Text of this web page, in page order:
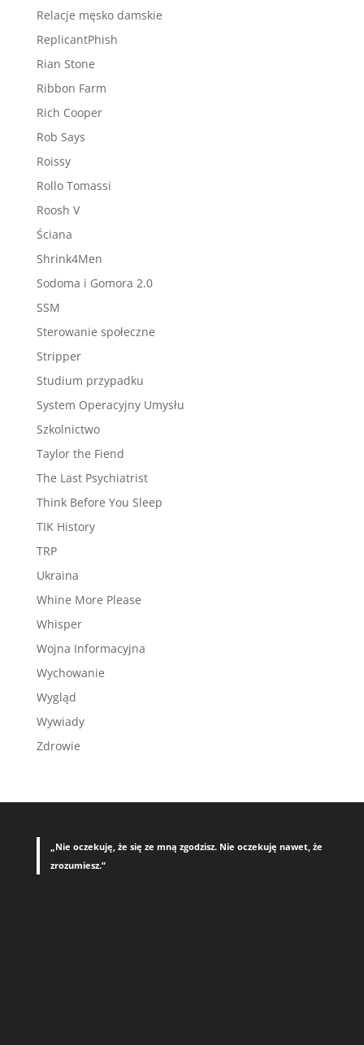
Relacje męsko damskie
ReplicantPhish
Rian Stone
Ribbon Farm
Rich Cooper
Rob Says
Roissy
Rollo Tomassi
Roosh V
Ściana
Shrink4Men
Sodoma i Gomora 2.0
SSM
Sterowanie społeczne
Stripper
Studium przypadku
System Operacyjny Umysłu
Szkolnictwo
Taylor the Fiend
The Last Psychiatrist
Think Before You Sleep
TIK History
TRP
Ukraina
Whine More Please
Whisper
Wojna Informacyjna
Wychowanie
Wygląd
Wywiady
Zdrowie
„Nie oczekuję, że się ze mną zgodzisz. Nie oczekuję nawet, że
zrozumiesz.”